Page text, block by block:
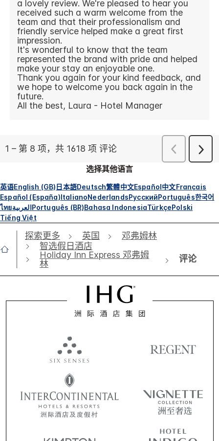
选择其他语言
英语English (GB)日本語Deutsch繁體中文Español中文Français
Español (España)ItalianoNederlandsРусскийPortuguês한국어
ไทยالعربيةPortuguês (BR)Bahasa IndonesiaTürkçePolski
Tiếng Việt
探索更多 英国
邓弗姆林
智选假日酒店
Holiday Inn Express 邓弗姆
林
评论